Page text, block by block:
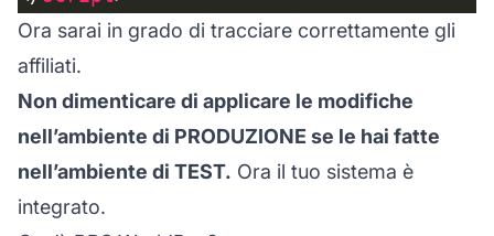
Ora sarai in grado di tracciare correttamente gli
affiliati.
Non dimenticare di applicare le modifiche
nell’ambiente di PRODUZIONE se le hai fatte
nell’ambiente di TEST. Ora il tuo sistema è
integrato.